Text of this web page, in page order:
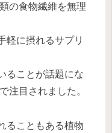
の食物繊維を無理
軽に摂れるサプリ
ることが話題にな
注目されました。
ることもある植物